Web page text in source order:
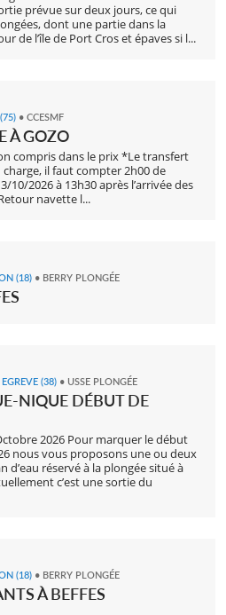
prévue sur deux jours, ce qui
dont une partie dans la
de l’île de Port Cros et épaves si l...
(75) • CCESMF
À GOZO
compris dans le prix *Le transfert
il faut compter 2h00 de
2026 à 13h30 après l’arrivée des
navette l...
(18) • BERRY PLONGÉE
(38) • USSE PLONGÉE
NIQUE DÉBUT DE
2026 Pour marquer le début
nous vous proposons une ou deux
d’eau réservé à la plongée situé à
c’est une sortie du
(18) • BERRY PLONGÉE
À BEFFES